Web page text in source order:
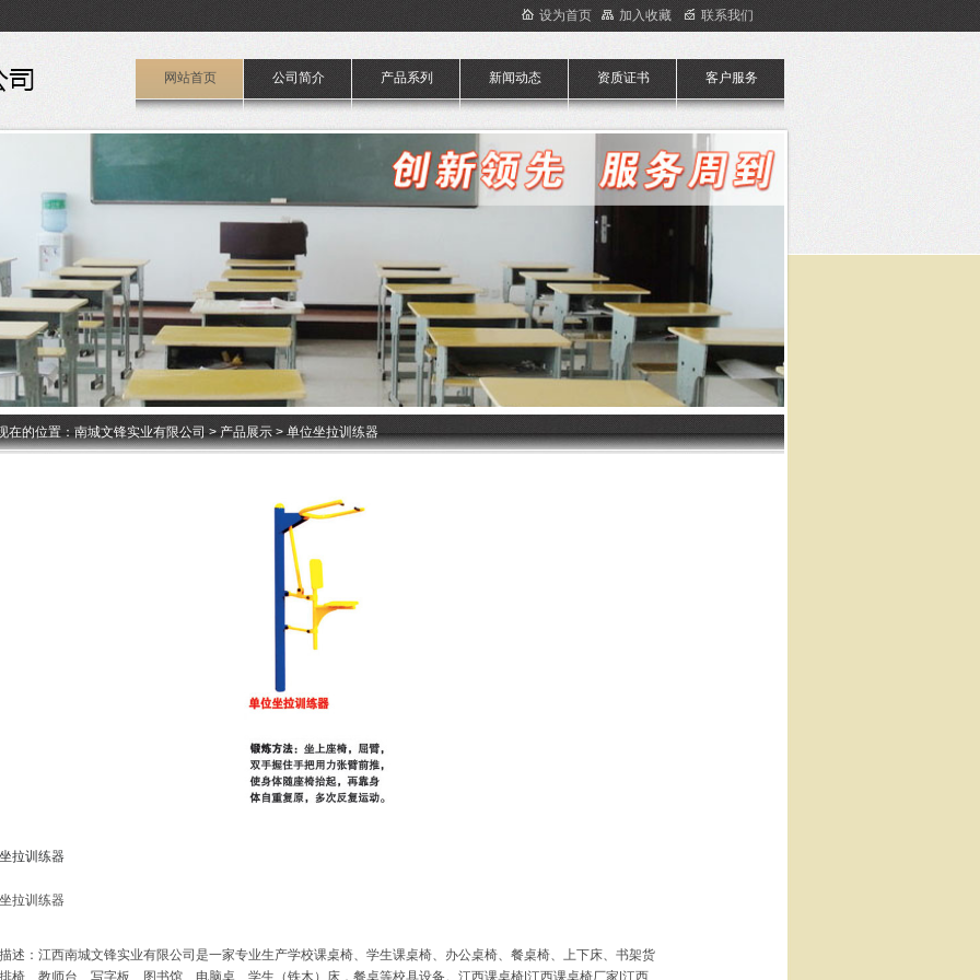
网站首页 公司简介 产品系列 新闻动态 资质证书 客户服务
设为首页 加入收藏 联系我们
在的位置：南城文锋实业有限公司>产品展示> 单位坐拉训练器
拉训练器
拉训练器
述：江西南城文锋实业有限公司是一家专业生产学校课桌椅、学生课桌椅、办公桌椅、餐桌椅、上下床、书架货
椅、教师台、写字板、图书馆、电脑桌、学生（铁木）床．餐桌等校具设备。江西课桌椅|江西课桌椅厂家|江西